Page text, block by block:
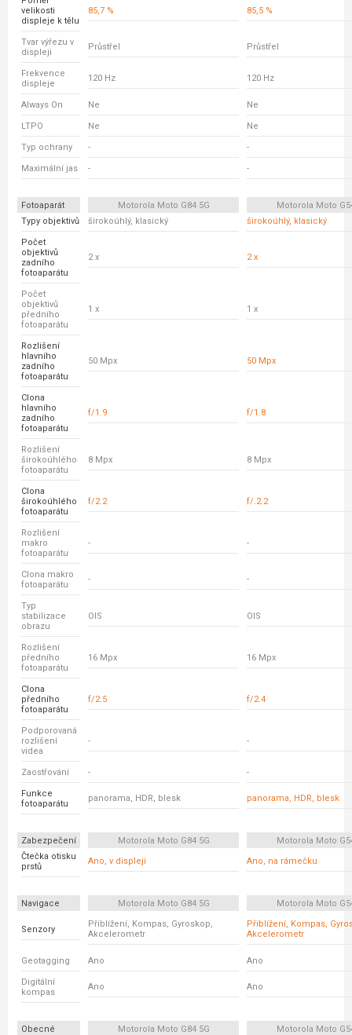
velikosti
displeje k tělu
85,7 % 85,5 %
Tvar výřezu v
displeji
Průstřel Průstřel
Frekvence
displeje
120 Hz 120 Hz
Always On Ne Ne
LTPO Ne Ne
Typ ochrany - -
Maximální jas - -
Fotoaparát Motorola Moto G84 5G
Motorola Moto
Typy objektivů
širokoúhlý, klasický širokoúhlý, klasický
Počet
objektivů
zadního
fotoaparátu
2 x 2 x
Počet
objektivů
předního
fotoaparátu
1 x 1 x
Rozlišení
hlavního
zadního
fotoaparátu
50 Mpx 50 Mpx
Clona
hlavního
zadního
fotoaparátu
f/1.9 f/1.8
Rozlišení
širokoúhlého
fotoaparátu
8 Mpx 8 Mpx
Clona
širokoúhlého
fotoaparátu
f/2.2 f/.2.2
Rozlišení
makro
fotoaparátu
- -
Clona makro
fotoaparátu
- -
Typ
stabilizace
obrazu
OIS OIS
Rozlišení
předního
fotoaparátu
16 Mpx 16 Mpx
Clona
předního
fotoaparátu
f/2.5 f/2.4
Podporovaná
rozlišení
videa
- -
Zaostřování - -
Funkce
fotoaparátu
panorama, HDR, blesk panorama, HDR, blesk
Zabezpečení Motorola Moto G84 5G
Motorola Moto
Čtečka otisku
prstů
Ano, v displeji Ano, na rámečku
Navigace Motorola Moto G84 5G Motorola Moto
Senzory
Přiblížení, Kompas, Gyroskop,
Akcelerometr
Přiblížení, Kompas,
Akcelerometr
Geotagging Ano Ano
Digitální
kompas
Ano Ano
Obecné Motorola Moto G84 5G
Motorola Moto